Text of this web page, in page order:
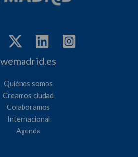
wemadrid.es
Quiénes somos
Creamos ciudad
Colaboramos
Internacional
Agenda